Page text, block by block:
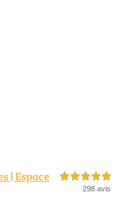
| Espace
5,0 étoiles sur 5
298 avis